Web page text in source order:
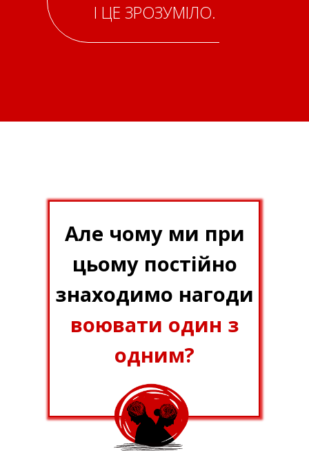
І ЦЕ ЗРОЗУМІЛО.
Але чому ми при
цьому постійно
знаходимо нагоди
воювати один з
одним?